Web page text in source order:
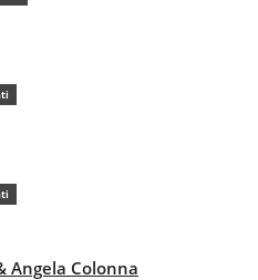
Angela Colonna